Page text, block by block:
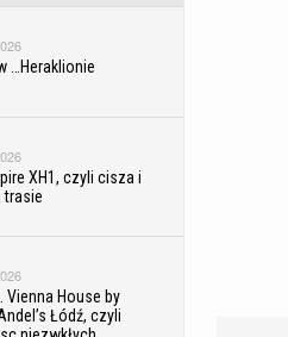
…Heraklionie
XH1, czyli cisza i
trasie
Vienna House by
Łódź, czyli